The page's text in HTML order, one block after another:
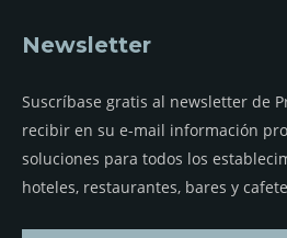
Newsletter
Suscríbase gratis al newsletter de
recibir en su e-mail información
soluciones para todos los
hoteles, restaurantes, bares y